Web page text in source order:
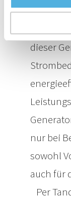
dieser
nur bei
sowohl
auch für
Per